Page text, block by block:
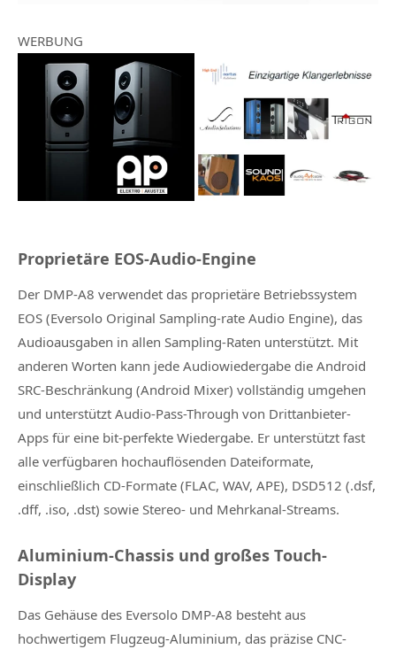
WERBUNG
Proprietäre EOS-Audio-Engine
Der DMP-A8 verwendet das proprietäre Betriebssystem
EOS (Eversolo Original Sampling-rate Audio Engine), das
Audioausgaben in allen Sampling-Raten unterstützt. Mit
anderen Worten kann jede Audiowiedergabe die Android
SRC-Beschränkung (Android Mixer) vollständig umgehen
und unterstützt Audio-Pass-Through von Drittanbieter-
Apps für eine bit-perfekte Wiedergabe. Er unterstützt fast
alle verfügbaren hochauflösenden Dateiformate,
einschließlich CD-Formate (FLAC, WAV, APE), DSD512 (.dsf,
.dff, .iso, .dst) sowie Stereo- und Mehrkanal-Streams.
Aluminium-Chassis und großes Touch-
Display
Das Gehäuse des Eversolo DMP-A8 besteht aus
hochwertigem Flugzeug-Aluminium, das präzise CNC-